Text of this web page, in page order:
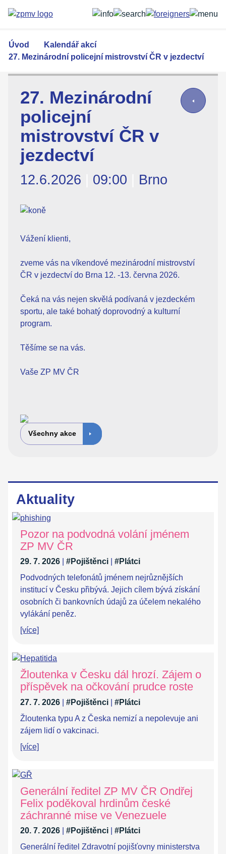
obsahu
Úvod
Kalendář akcí
27. Mezinárodní policejní mistrovství ČR v jezdectví
27. Mezinárodní
policejní
mistrovství ČR v
jezdectví
12.6.2026 09:00 Brno
Vážení klienti,
zveme vás na víkendové mezinárodní mistrovství
ČR v jezdectví do Brna 12. -13. června 2026.
Čeká na vás nejen skvělá podívaná v jezdeckém
sportu, ale také bohatý doprovodný a kulturní
program.
Těšíme se na vás.
Vaše ZP MV ČR
Všechny akce
Aktuality
Pozor na podvodná volání jménem
ZP MV ČR
29. 7. 2026 #Pojištěnci
#Plátci
Podvodných telefonátů jménem nejrůznějších
institucí v Česku přibývá. Jejich cílem bývá získání
osobních či bankovních údajů za účelem nekalého
vylákání peněz.
[více]
Žloutenka v Česku dál hrozí. Zájem o
příspěvek na očkování prudce roste
27. 7. 2026 #Pojištěnci
#Plátci
Žloutenka typu A z Česka nemizí a nepolevuje ani
zájem lidí o vakcinaci.
[více]
Generální ředitel ZP MV ČR Ondřej
Felix poděkoval hrdinům české
záchranné mise ve Venezuele
20. 7. 2026 #Pojištěnci
#Plátci
Generální ředitel Zdravotní pojišťovny ministerstva